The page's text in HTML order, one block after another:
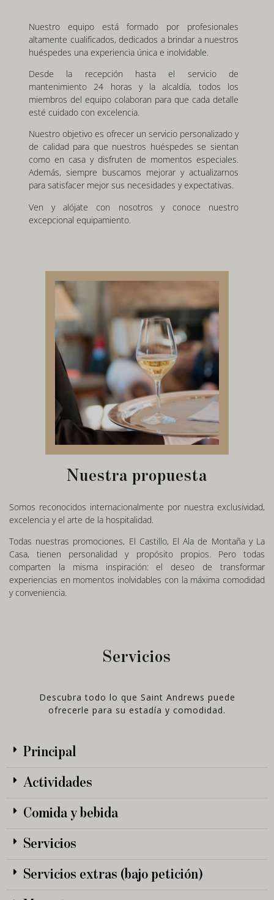
Nuestro equipo está formado por profesionales
altamente cualificados, dedicados a brindar a nuestros
huéspedes una experiencia única e inolvidable.
Desde la recepción hasta el servicio de
mantenimiento 24 horas y la alcaldía, todos los
miembros del equipo colaboran para que cada detalle
esté cuidado con excelencia.
Nuestro objetivo es ofrecer un servicio personalizado y
de calidad para que nuestros huéspedes se sientan
como en casa y disfruten de momentos especiales.
Además, siempre buscamos mejorar y actualizarnos
para satisfacer mejor sus necesidades y expectativas.
Ven y alójate con nosotros y conoce nuestro
excepcional equipamiento.
Nuestra propuesta
Somos reconocidos internacionalmente por nuestra exclusividad,
excelencia y el arte de la hospitalidad.
Todas nuestras promociones, El Castillo, El Ala de Montaña y La
Casa, tienen personalidad y propósito propios. Pero todas
comparten la misma inspiración: el deseo de transformar
experiencias en momentos inolvidables con la máxima comodidad
y conveniencia.
Servicios
Descubra todo lo que Saint Andrews puede
ofrecerle para su estadía y comodidad.
Principal
Actividades
Comida y bebida
Servicios
Servicios extras (bajo petición)